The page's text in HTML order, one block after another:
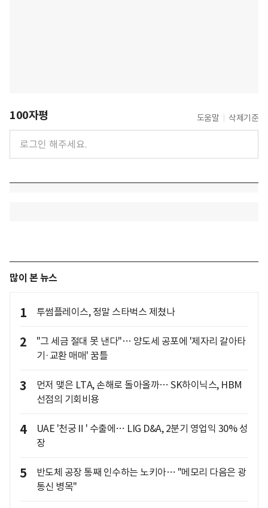
100자평 도움말 삭제기준
많이 본 뉴스
1 투썸플레이스, 정말 스타벅스 제쳤나
2
"그 세금 절대 못 낸다"… 양도세 공포에 '제자리 갈아타
기·교환 매매' 꿈틀
3
먼저 맺은 LTA, 손해로 돌아올까… SK하이닉스, HBM
선점의 기회비용
4
UAE '천궁Ⅱ' 수출에… LIG D&A, 2분기 영업익 30% 성
장
5
반도체 공장 통째 인수하는 노키아… "메모리 다음은 광
통신 병목"